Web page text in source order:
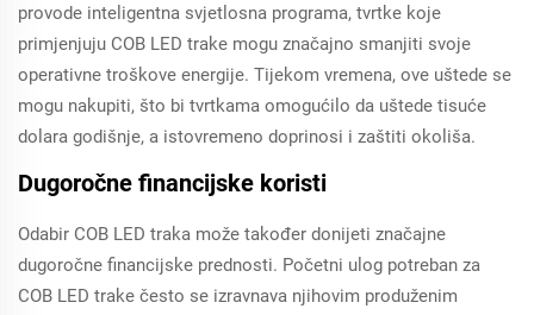
provode inteligentna svjetlosna programa, tvrtke koje
primjenjuju COB LED trake mogu značajno smanjiti svoje
operativne troškove energije. Tijekom vremena, ove uštede se
mogu nakupiti, što bi tvrtkama omogućilo da uštede tisuće
dolara godišnje, a istovremeno doprinosi i zaštiti okoliša.
Dugoročne financijske koristi
Odabir COB LED traka može također donijeti značajne
dugoročne financijske prednosti. Početni ulog potreban za
COB LED trake često se izravnava njihovim produženim